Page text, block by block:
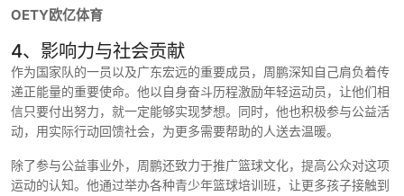
OETY欧亿体育
4、影响力与社会贡献
作为国家队的一员以及广东宏远的重要成员，周鹏深知自己肩负着传
递正能量的重要使命。他以自身奋斗历程激励年轻运动员，让他们相
信只要付出努力，就一定能够实现梦想。同时，他也积极参与公益活
动，用实际行动回馈社会，为更多需要帮助的人送去温暖。
除了参与公益事业外，周鹏还致力于推广篮球文化，提高公众对这项
运动的认知。他通过举办各种青少年篮球培训班，让更多孩子接触到